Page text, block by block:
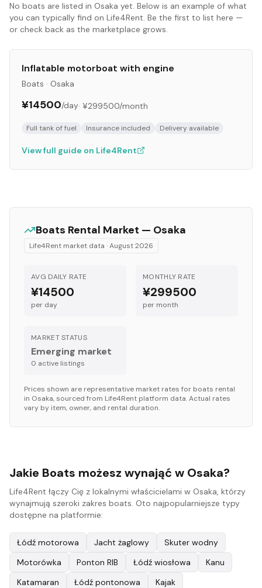
No boats are listed in Osaka yet. Below is an example of what
you can typically find on Life4Rent. Be the first to list here —
or check back as the marketplace grows.
Inflatable motorboat with engine
Boats · Osaka
¥14500/day· ¥299500/month
Full tank of fuel Insurance included Delivery available
View full guide on Life4Rent
Boats Rental Market — Osaka
Life4Rent market data ·August 2026
AVG DAILY RATE
¥14500
per day
MONTHLY RATE
¥299500
per month
MARKET STATUS
Emerging market
0 active listings
Prices shown are representative market rates for boats rental
in Osaka, sourced from Life4Rent platform data. Actual rates
vary by item, owner, and rental duration.
Jakie Boats możesz wynająć w Osaka?
Life4Rent łączy Cię z lokalnymi właścicielami w Osaka, którzy
wynajmują szeroki zakres boats. Oto najpopularniejsze typy
dostępne na platformie:
Łódź motorowa Jacht żaglowy
Skuter wodny
Motorówka
Ponton RIB Łódź wiosłowa
Kanu
Katamaran
Łódź pontonowa Kajak